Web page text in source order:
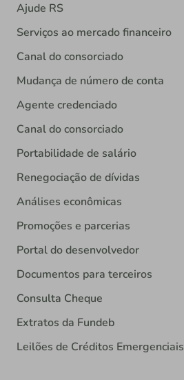
Ajude RS
Serviços ao mercado financeiro
Canal do consorciado
Mudança de número de conta
Agente credenciado
Canal do consorciado
Portabilidade de salário
Renegociação de dívidas
Análises econômicas
Promoções e parcerias
Portal do desenvolvedor
Documentos para terceiros
Consulta Cheque
Extratos da Fundeb
Leilões de Créditos Emergenciais